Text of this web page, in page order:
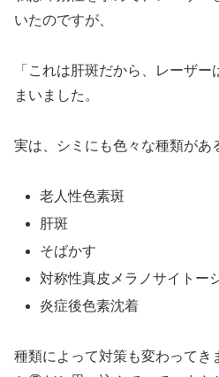
いたのですが、
「これは肝斑だから、レーザ
まいました。
実は、シミにも色々な種類があ
老人性色素斑
肝斑
そばかす
対称性真皮メラノサイトー
炎症後色素沈着
種類によって対策も変わって